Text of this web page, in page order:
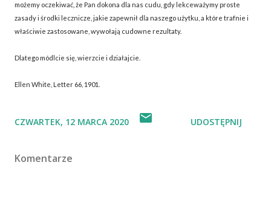
możemy oczekiwać, że Pan dokona dla nas cudu, gdy lekceważymy proste
zasady i środki lecznicze, jakie zapewnił dla naszego użytku, a które trafnie i
właściwie zastosowane, wywołają cudowne rezultaty.
Dlatego módlcie się, wierzcie i działajcie.
Ellen White, Letter 66, 1901.
CZWARTEK, 12 MARCA 2020 UDOSTĘPNIJ
Komentarze